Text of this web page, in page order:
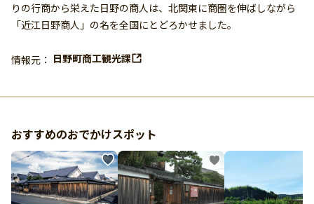
りの行商から栄えた日野の商人は、北関東に商圏を伸ばしながら
「近江日野商人」の名を全国にとどろかせました。
情報元： 日野町商工観光課
おすすめのおでかけスポット